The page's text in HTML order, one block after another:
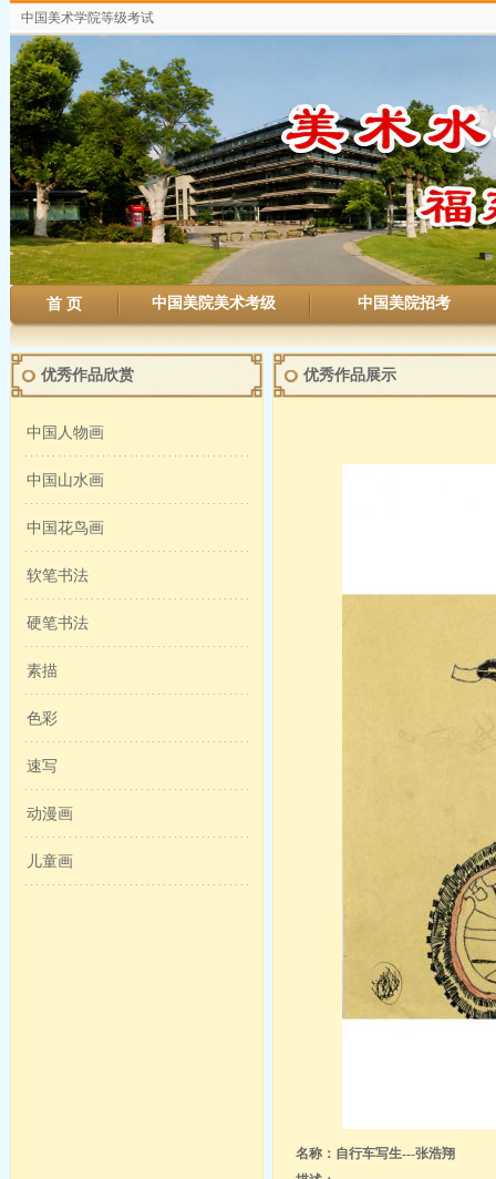
中国美术学院等级考试
首 页 中国美院美术考级 中国美院招考
优秀作品欣赏
中国人物画
中国山水画
中国花鸟画
软笔书法
硬笔书法
素描
色彩
速写
动漫画
儿童画
优秀作品展示
名称：自行车写生---张浩翔